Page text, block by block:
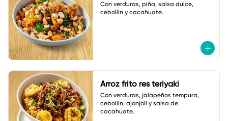
Con verduras, piña, salsa dulce,
cebollín y cacahuate.
Arroz frito res teriyaki
Con verduras, jalapeños tempura,
cebollín, ajonjolí y salsa de
cacahuate.